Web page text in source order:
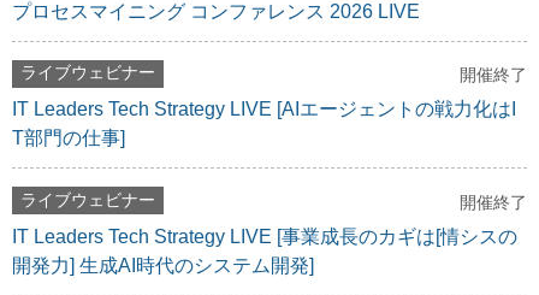
プロセスマイニング コンファレンス 2026 LIVE
ライブウェビナー 開催終了
IT Leaders Tech Strategy LIVE [AIエージェントの戦力化はI
T部門の仕事]
ライブウェビナー 開催終了
IT Leaders Tech Strategy LIVE [事業成長のカギは[情シスの
開発力] 生成AI時代のシステム開発]